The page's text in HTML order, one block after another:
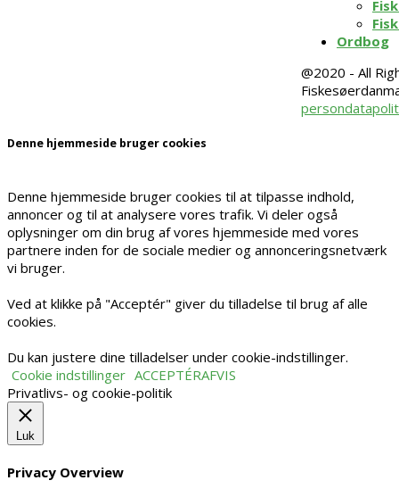
Ordbog
@2020 - All
Denne hjemmeside bruger cookies
Denne hjemmeside bruger cookies til at tilpasse indhold,
annoncer og til at analysere vores trafik. Vi deler også
oplysninger om din brug af vores hjemmeside med vores
partnere inden for de sociale medier og annonceringsnetværk
vi bruger.
Ved at klikke på "Acceptér" giver du tilladelse til brug af alle
cookies.
Du kan justere dine tilladelser under cookie-indstillinger.
Cookie indstillinger ACCEPTÉRAFVIS
Privatlivs- og cookie-politik
Luk
Privacy Overview